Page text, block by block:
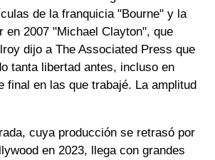
de la franquicia "Bourne" y la
en 2007 "Michael Clayton", que
dijo a The Associated Press que
tanta libertad antes, incluso en
final en las que trabajé. La amplitud
cuya producción se retrasó por
en 2023, llega con grandes